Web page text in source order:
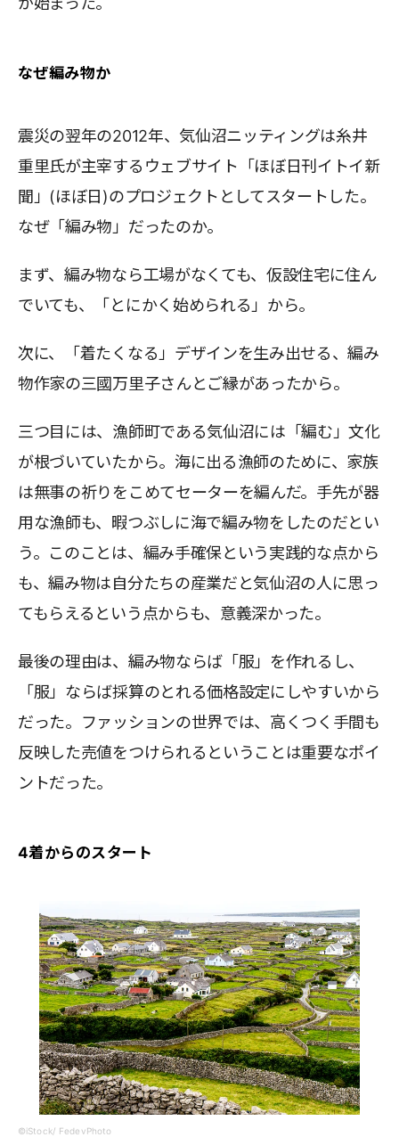
なぜ編み物か
震災の翌年の2012年、気仙沼ニッティングは糸井
重里氏が主宰するウェブサイト「ほぼ日刊イトイ新
聞」(ほぼ日)のプロジェクトとしてスタートした。
なぜ「編み物」だったのか。
まず、編み物なら工場がなくても、仮設住宅に住ん
でいても、「とにかく始められる」から。
次に、「着たくなる」デザインを生み出せる、編み
物作家の三國万里子さんとご縁があったから。
三つ目には、漁師町である気仙沼には「編む」文化
が根づいていたから。海に出る漁師のために、家族
は無事の祈りをこめてセーターを編んだ。手先が器
用な漁師も、暇つぶしに海で編み物をしたのだとい
う。このことは、編み手確保という実践的な点から
も、編み物は自分たちの産業だと気仙沼の人に思っ
てもらえるという点からも、意義深かった。
最後の理由は、編み物ならば「服」を作れるし、
「服」ならば採算のとれる価格設定にしやすいから
だった。ファッションの世界では、高くつく手間も
反映した売値をつけられるということは重要なポイ
ントだった。
4着からのスタート
©iStock/ FedevPhoto